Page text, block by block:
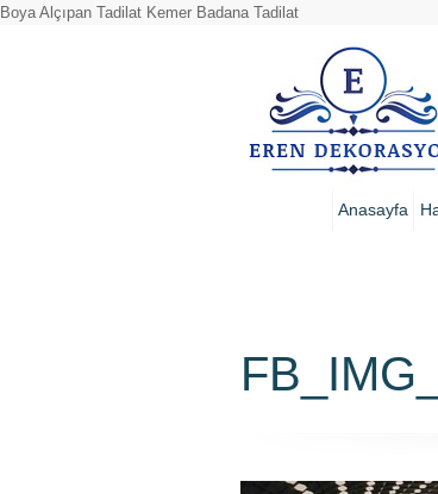
Boya Alçıpan Tadilat Kemer Badana Tadilat
Anasayfa